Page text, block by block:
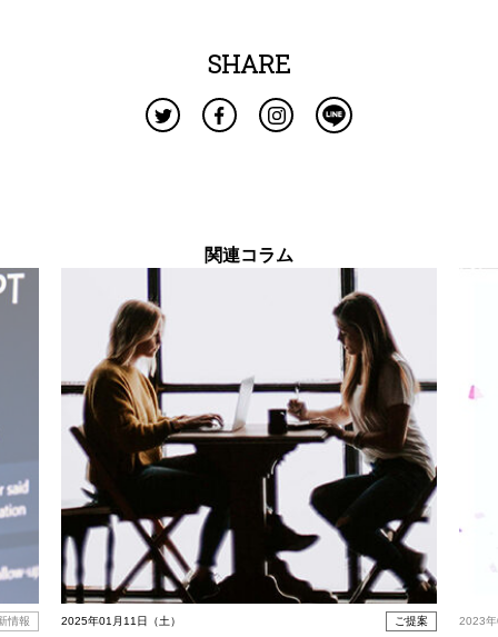
SHARE
関連コラム
情報 2025年01月11日（土） ご提案 2023